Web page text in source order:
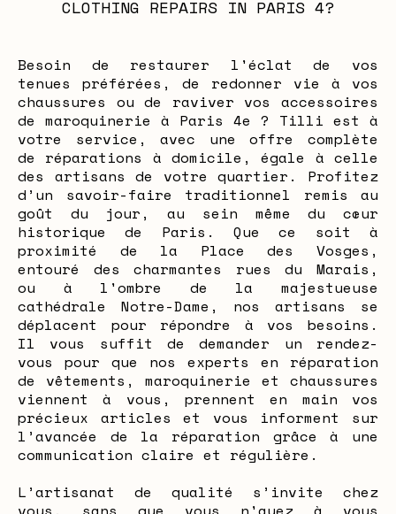
CLOTHING REPAIRS IN PARIS 4?
Besoin de restaurer l'éclat de vos
tenues préférées, de redonner vie à vos
chaussures ou de raviver vos accessoires
de maroquinerie à Paris 4e ? Tilli est à
votre service, avec une offre complète
de réparations à domicile, égale à celle
des artisans de votre quartier. Profitez
d’un savoir-faire traditionnel remis au
goût du jour, au sein même du cœur
historique de Paris. Que ce soit à
proximité de la Place des Vosges,
entouré des charmantes rues du Marais,
ou à l'ombre de la majestueuse
cathédrale Notre-Dame, nos artisans se
déplacent pour répondre à vos besoins.
Il vous suffit de demander un rendez-
vous pour que nos experts en réparation
de vêtements, maroquinerie et chaussures
viennent à vous, prennent en main vos
précieux articles et vous informent sur
l’avancée de la réparation grâce à une
communication claire et régulière.
L’artisanat de qualité s’invite chez